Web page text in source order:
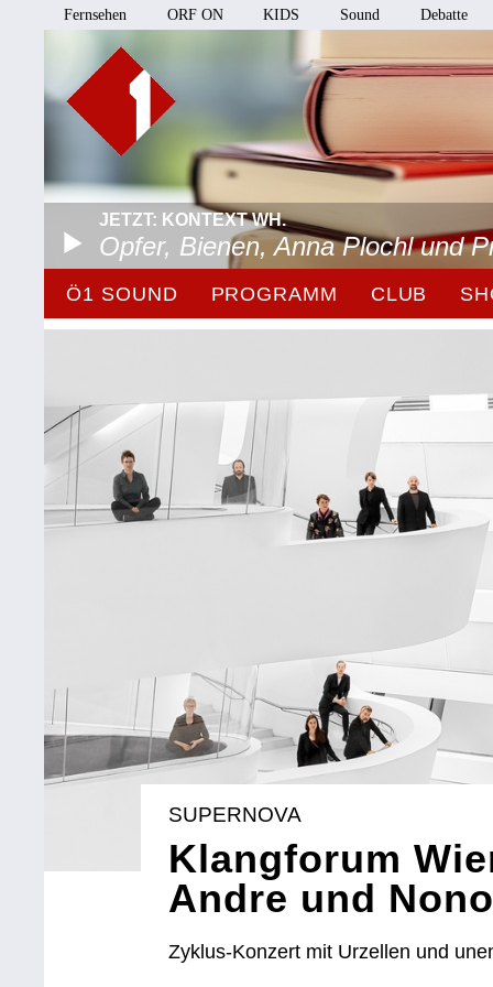
Fernsehen ORF ON KIDS Sound Debatte
JETZT: KONTEXT WH.
Opfer, Bienen, Anna Plochl und
Ö1 SOUND PROGRAMM CLUB
SUPERNOVA
Klangforum
Andre und
Zyklus-Konzert mit Urzellen und